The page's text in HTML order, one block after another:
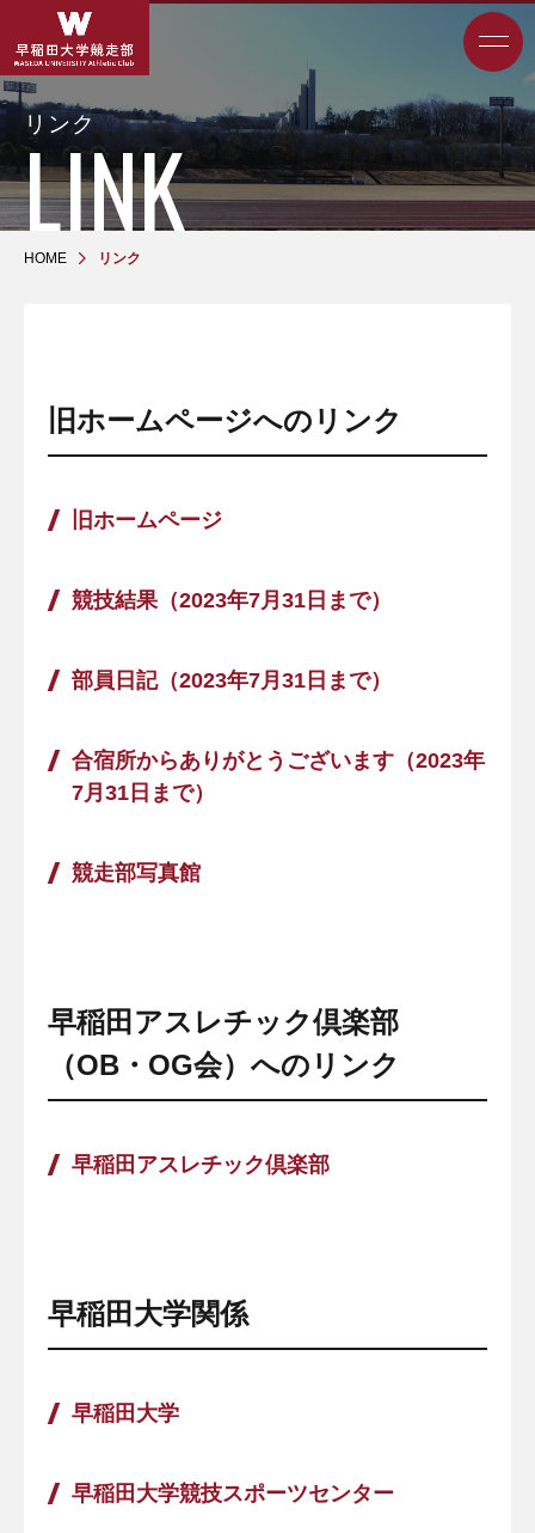
リンク
HOME リンク
旧ホームページへのリンク
旧ホームページ
競技結果（2023年7月31日まで）
部員日記（2023年7月31日まで）
合宿所からありがとうございます（2023年
7月31日まで）
競走部写真館
早稲田アスレチック倶楽部
（OB・OG会）へのリンク
早稲田アスレチック倶楽部
早稲田大学関係
早稲田大学
早稲田大学競技スポーツセンター